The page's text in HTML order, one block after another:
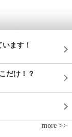
ます！
だけ！？
more >>